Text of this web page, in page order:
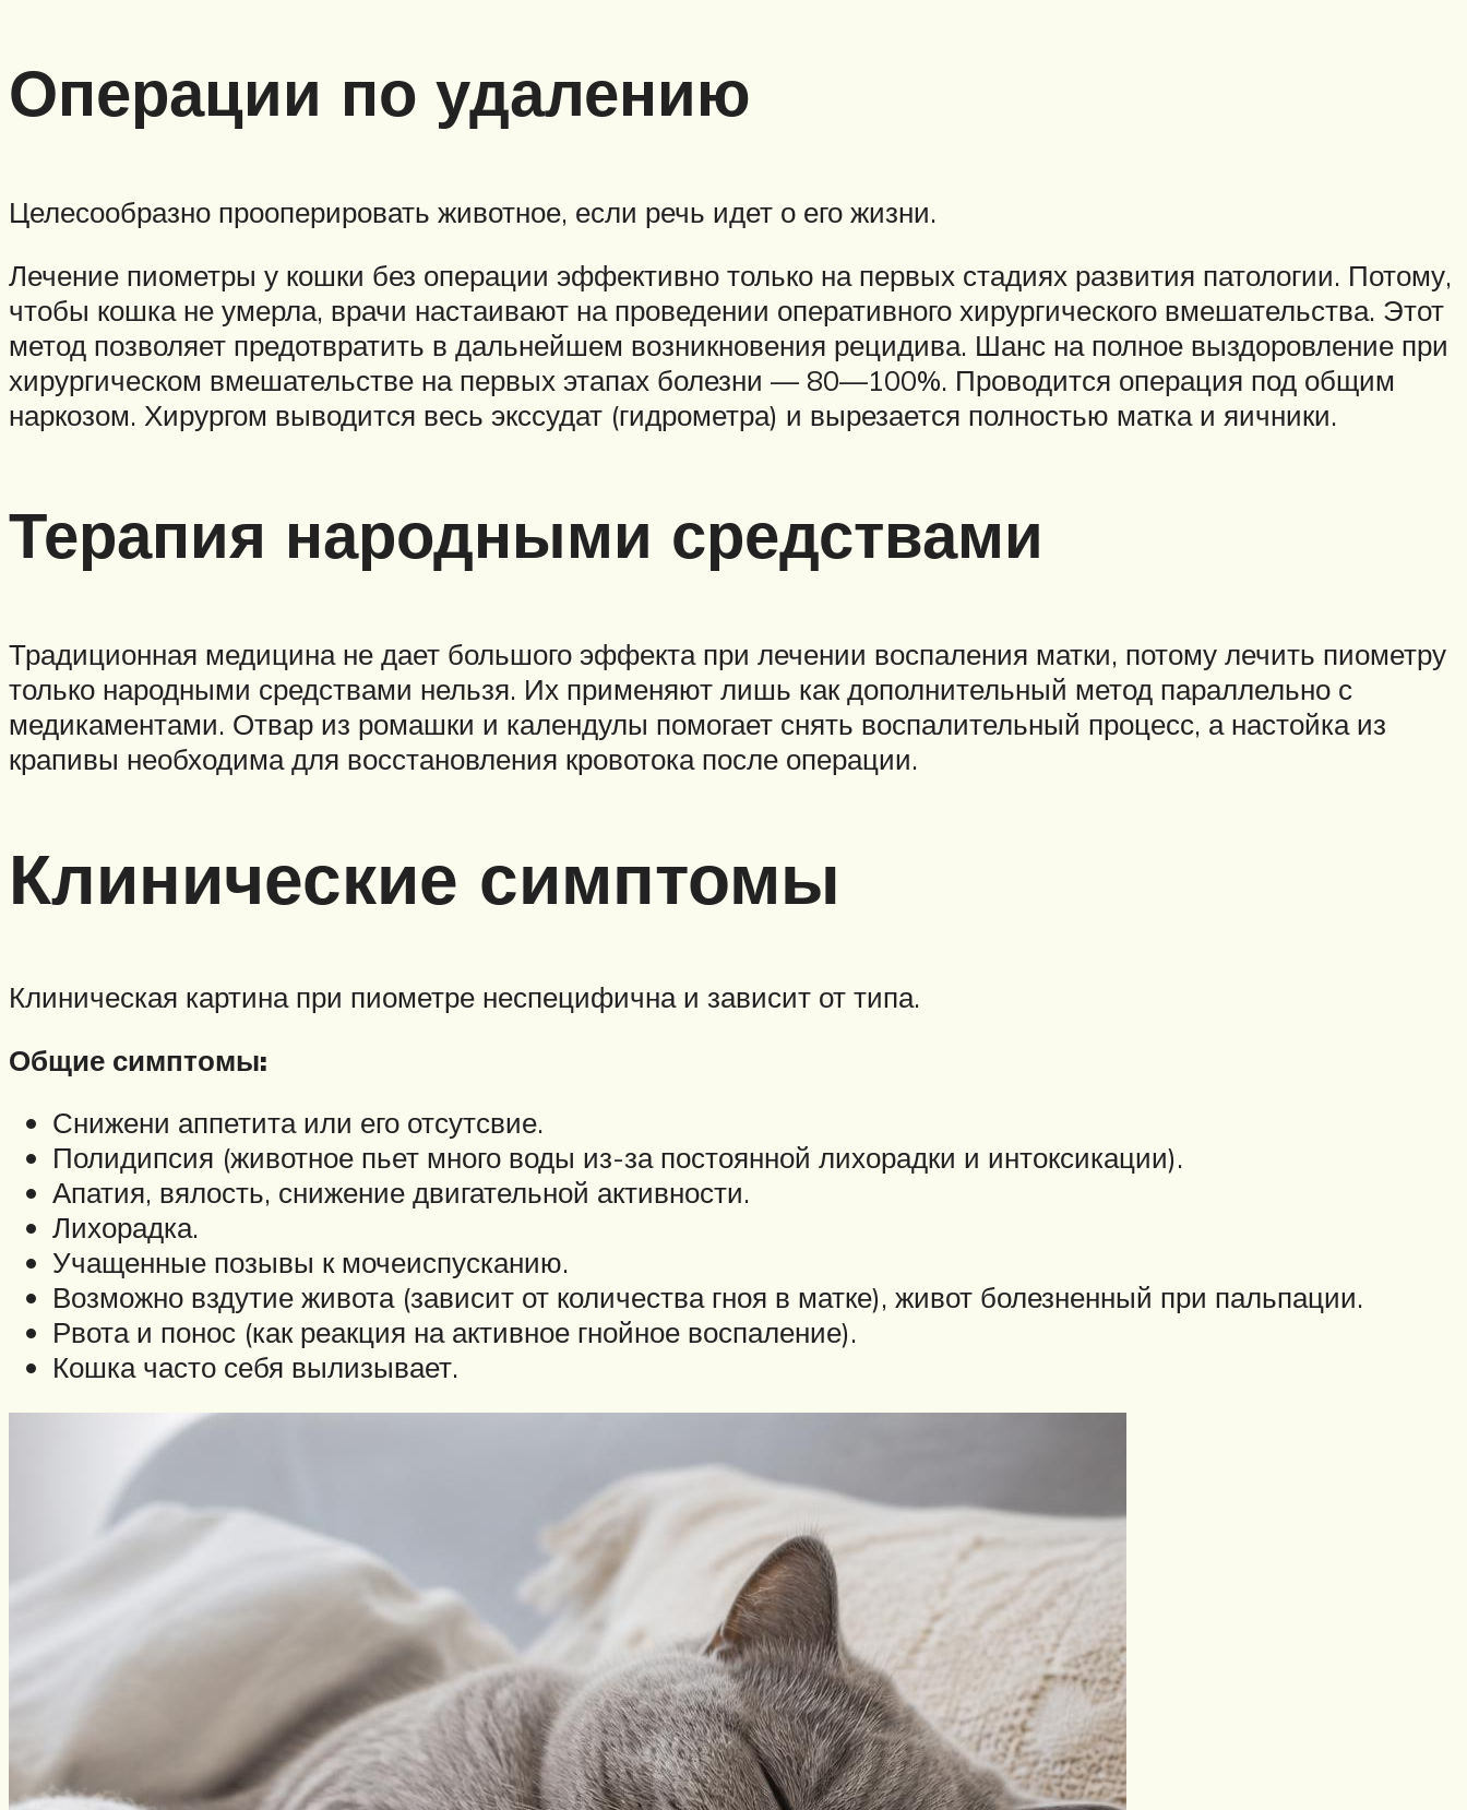
Операции по удалению
Целесообразно прооперировать животное, если речь идет о его жизни.
Лечение пиометры у кошки без операции эффективно только на первых стадиях развития патологии. Потому,
чтобы кошка не умерла, врачи настаивают на проведении оперативного хирургического вмешательства. Этот
метод позволяет предотвратить в дальнейшем возникновения рецидива. Шанс на полное выздоровление при
хирургическом вмешательстве на первых этапах болезни — 80—100%. Проводится операция под общим
наркозом. Хирургом выводится весь экссудат (гидрометра) и вырезается полностью матка и яичники.
Терапия народными средствами
Традиционная медицина не дает большого эффекта при лечении воспаления матки, потому лечить пиометру
только народными средствами нельзя. Их применяют лишь как дополнительный метод параллельно с
медикаментами. Отвар из ромашки и календулы помогает снять воспалительный процесс, а настойка из
крапивы необходима для восстановления кровотока после операции.
Клинические симптомы
Клиническая картина при пиометре неспецифична и зависит от типа.
Общие симптомы:
Снижени аппетита или его отсутсвие.
Полидипсия (животное пьет много воды из-за постоянной лихорадки и интоксикации).
Апатия, вялость, снижение двигательной активности.
Лихорадка.
Учащенные позывы к мочеиспусканию.
Возможно вздутие живота (зависит от количества гноя в матке), живот болезненный при пальпации.
Рвота и понос (как реакция на активное гнойное воспаление).
Кошка часто себя вылизывает.